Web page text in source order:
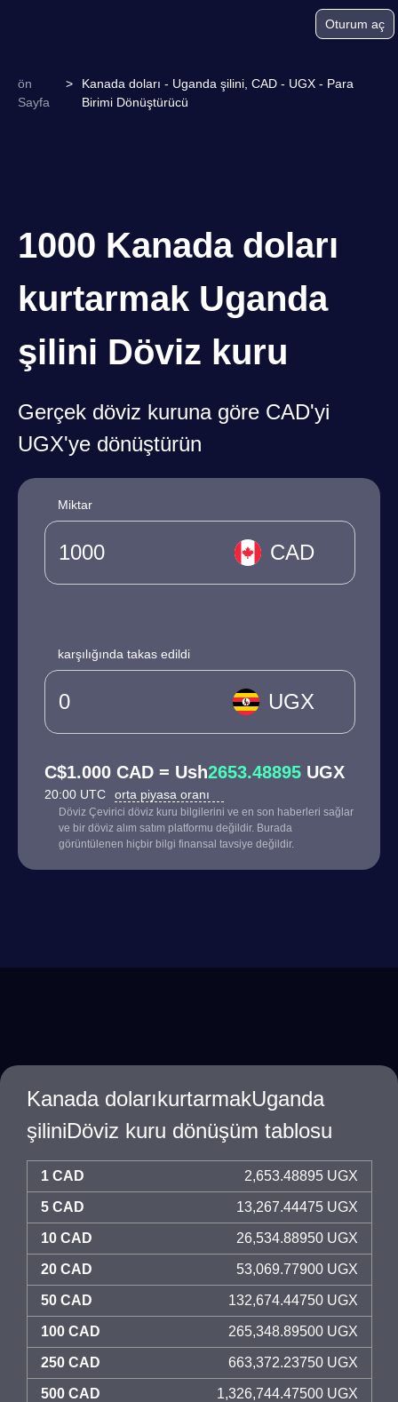
Oturum aç
ön
Sayfa
>
Kanada doları - Uganda şilini, CAD - UGX - Para
Birimi Dönüştürücü
1000 Kanada doları
kurtarmak Uganda
şilini Döviz kuru
Gerçek döviz kuruna göre CAD'yi
UGX'ye dönüştürün
Miktar
CAD
karşılığında takas edildi
UGX
C$1.000 CAD = Ush2653.48895 UGX
20:00 UTC orta piyasa oranı
Döviz Çevirici döviz kuru bilgilerini ve en son haberleri sağlar
ve bir döviz alım satım platformu değildir. Burada
görüntülenen hiçbir bilgi finansal tavsiye değildir.
Kanada dolarıkurtarmakUganda
şiliniDöviz kuru dönüşüm tablosu
1 CAD 2,653.48895 UGX
5 CAD 13,267.44475 UGX
10 CAD 26,534.88950 UGX
20 CAD 53,069.77900 UGX
50 CAD 132,674.44750 UGX
100 CAD 265,348.89500 UGX
250 CAD 663,372.23750 UGX
500 CAD 1,326,744.47500 UGX